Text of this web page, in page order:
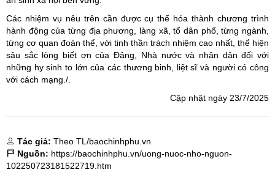
Các nhiệm vụ nêu trên cần được cụ thể hóa thành chương trình
hành động của từng địa phương, làng xã, tổ dân phố, từng ngành,
từng cơ quan đoàn thể, với tinh thần trách nhiệm cao nhất, thể hiện
sâu sắc lòng biết ơn của Đảng, Nhà nước và nhân dân đối với
những hy sinh to lớn của các thương binh, liệt sĩ và người có công
với cách mạng./.
Cập nhật ngày 23/7/2025
Tác giả: Theo TL/baochinhphu.vn
Nguồn: https://baochinhphu.vn/uong-nuoc-nho-nguon-
102250723181522719.htm